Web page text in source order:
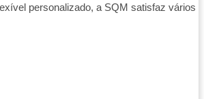
personalizado, a SQM satisfaz vários